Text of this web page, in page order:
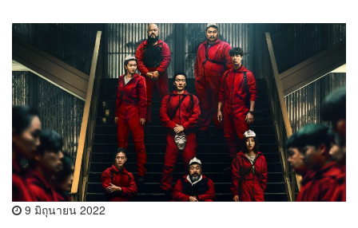
9 มิถุนายน 2022